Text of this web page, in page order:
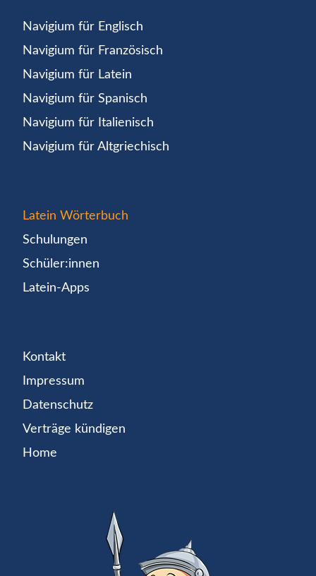
Navigium für Englisch
Navigium für Französisch
Navigium für Latein
Navigium für Spanisch
Navigium für Italienisch
Navigium für Altgriechisch
Latein Wörterbuch
Schulungen
Schüler:innen
Latein-Apps
Kontakt
Impressum
Datenschutz
Verträge kündigen
Home